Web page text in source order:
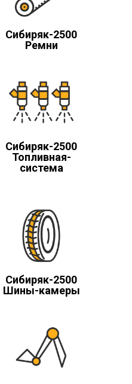
Cибиряк-2500
Ремни
Cибиряк-2500
Топливная-
система
Cибиряк-2500
Шины-камеры